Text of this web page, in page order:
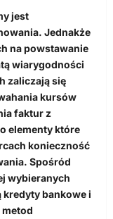
jest
Jednakże
na powstawanie
wiarygodności
zaliczają się
kursów
faktur z
elementy które
konieczność
Spośród
wybieranych
bankowe i